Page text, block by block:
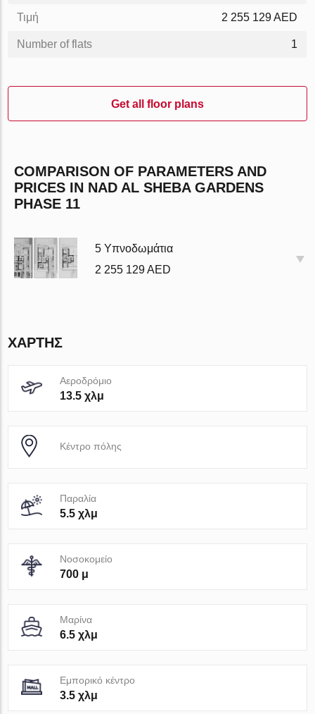
Τιμή 2 255 129 AED
Number of flats 1
Get all floor plans
COMPARISON OF PARAMETERS AND
PRICES IN NAD AL SHEBA GARDENS
PHASE 11
5 Υπνοδωμάτια
2 255 129 AED
ΧΆΡΤΗΣ
Αεροδρόμιο
13.5 χλμ
Κέντρο πόλης
Παραλία
5.5 χλμ
Νοσοκομείο
700 μ
Μαρίνα
6.5 χλμ
Εμπορικό κέντρο
3.5 χλμ